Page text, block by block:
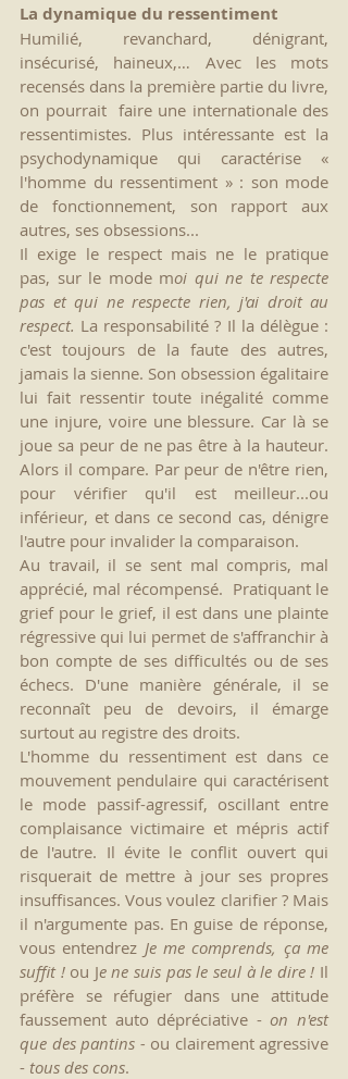
La dynamique du ressentiment
Humilié, revanchard, dénigrant,
insécurisé, haineux,… Avec les mots
recensés dans la première partie du livre,
on pourrait  faire une internationale des
ressentimistes. Plus intéressante est la
psychodynamique qui caractérise «
l'homme du ressentiment » : son mode
de fonctionnement, son rapport aux
autres, ses obsessions...
Il exige le respect mais ne le pratique
pas, sur le mode moi qui ne te respecte
pas et qui ne respecte rien, j'ai droit au
respect. La responsabilité ? Il la délègue :
c'est toujours de la faute des autres,
jamais la sienne. Son obsession égalitaire
lui fait ressentir toute inégalité comme
une injure, voire une blessure. Car là se
joue sa peur de ne pas être à la hauteur.
Alors il compare. Par peur de n'être rien,
pour vérifier qu'il est meilleur...ou
inférieur, et dans ce second cas, dénigre
l'autre pour invalider la comparaison.
Au travail, il se sent mal compris, mal
apprécié, mal récompensé.  Pratiquant le
grief pour le grief, il est dans une plainte
régressive qui lui permet de s'affranchir à
bon compte de ses difficultés ou de ses
échecs. D'une manière générale, il se
reconnaît peu de devoirs, il émarge
surtout au registre des droits.
L'homme du ressentiment est dans ce
mouvement pendulaire qui caractérisent
le mode passif-agressif, oscillant entre
complaisance victimaire et mépris actif
de l'autre. Il évite le conflit ouvert qui
risquerait de mettre à jour ses propres
insuffisances. Vous voulez clarifier ? Mais
il n'argumente pas. En guise de réponse,
vous entendrez Je me comprends, ça me
suffit ! ou Je ne suis pas le seul à le dire ! Il
préfère se réfugier dans une attitude
faussement auto dépréciative - on n'est
que des pantins - ou clairement agressive
- tous des cons.